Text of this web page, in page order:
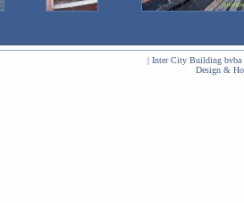
| Inter City Building bvba
Design &